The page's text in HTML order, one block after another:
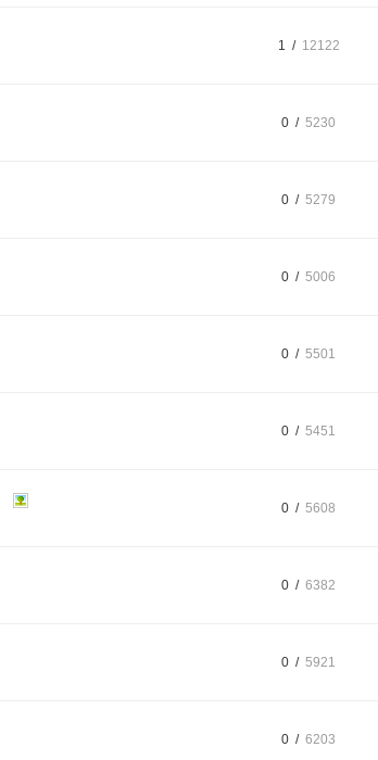
1 / 12122
0 / 5230
0 / 5279
0 / 5006
0 / 5501
0 / 5451
0 / 5608
0 / 6382
0 / 5921
0 / 6203